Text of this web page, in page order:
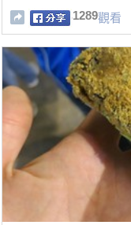
1289觀看